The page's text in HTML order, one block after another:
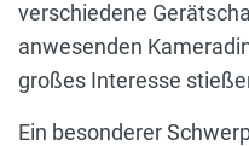
verschiedene
anwesenden
großes Interesse
Ein besonderer